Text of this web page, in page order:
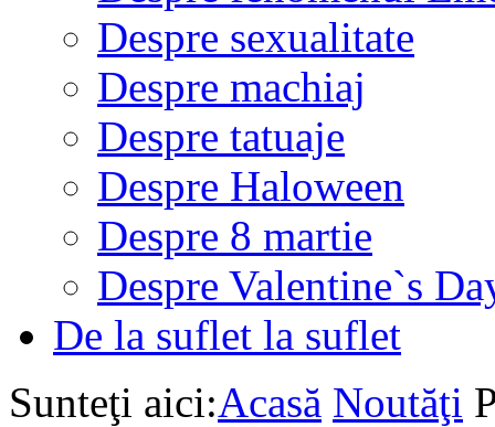
Despre sexualitate
Despre machiaj
Despre tatuaje
Despre Haloween
Despre 8 martie
Despre Valentine`s
De la suflet la suflet
Sunteţi aici:Acasă Noutăţi